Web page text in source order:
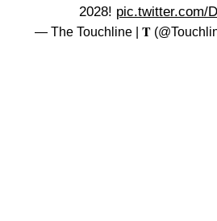
2028! pic.twitter.com/
— The Touchline | 𝐓